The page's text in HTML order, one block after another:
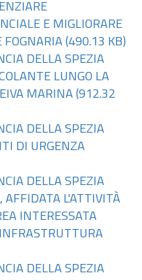
E MIGLIORARE
FOGNARIA (490.13 KB)
DELLA SPEZIA
LUNGO LA
MARINA (912.32
DELLA SPEZIA
DI URGENZA
DELLA SPEZIA
AFFIDATA L'ATTIVITÀ
INTERESSATA
DELLA SPEZIA